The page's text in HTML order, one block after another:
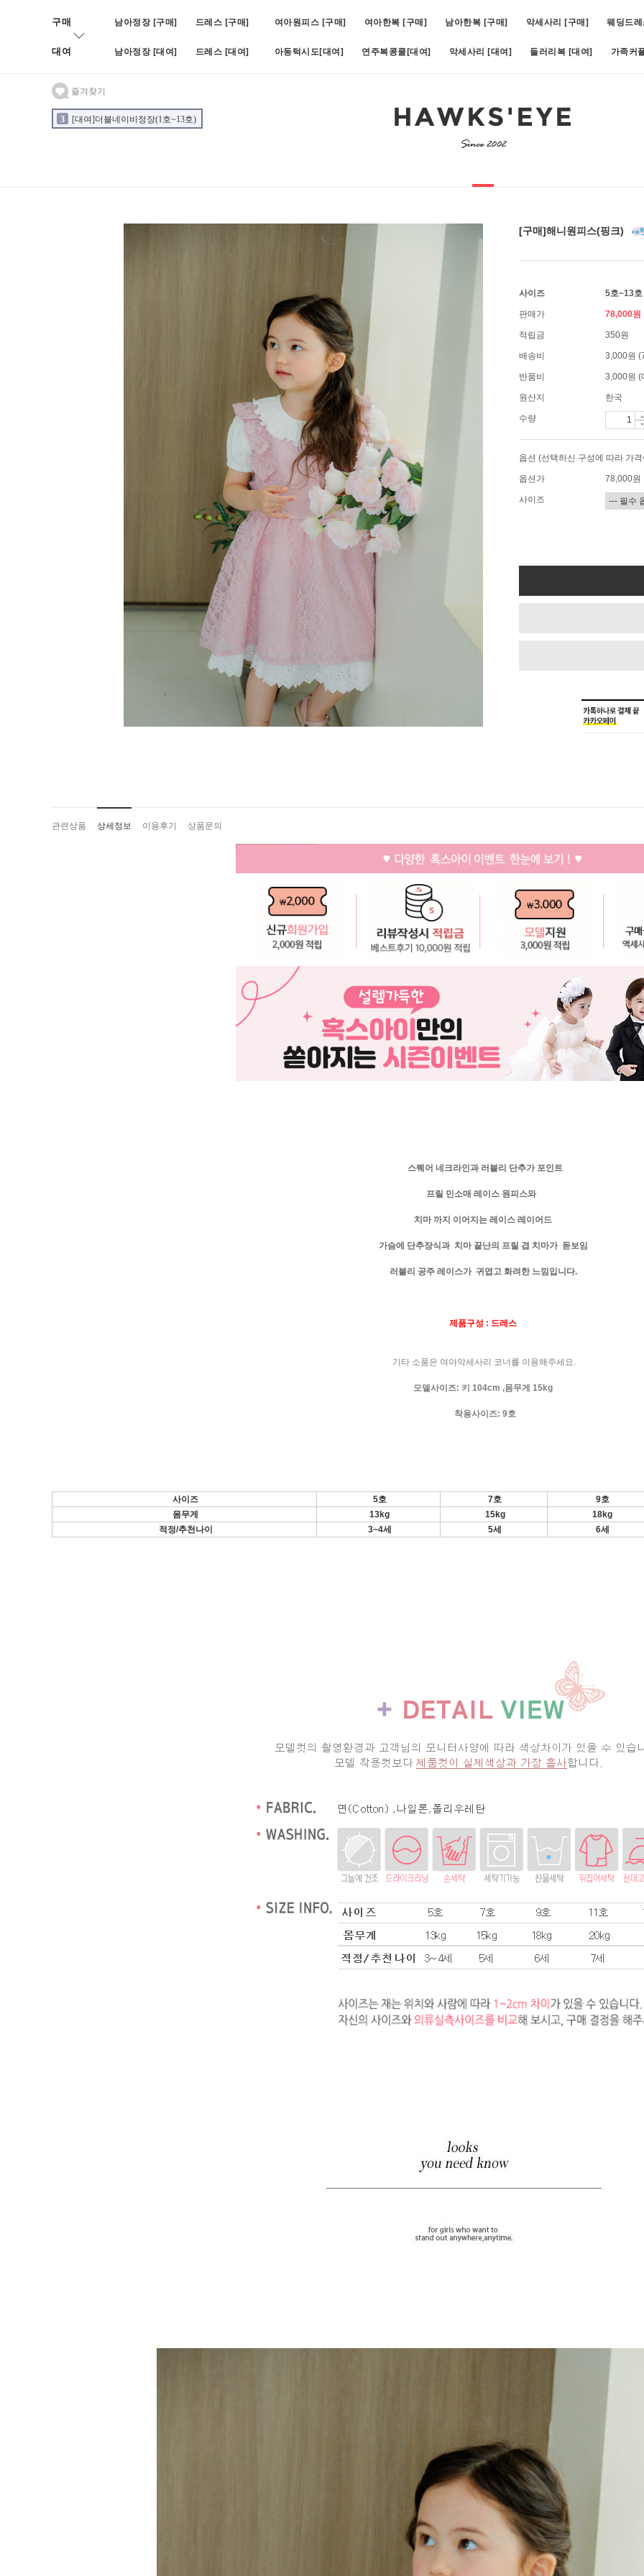
구매 남아정장 [구매] 드레스 [구매] 여아원피스 [구매] 여아한복 [구매] 남아한복 [구매] 악세사리 [구매] 웨딩드
대여 남아정장 [대여] 드레스 [대여] 아동턱시도[대여] 연주복콩쿨[대여] 악세사리 [대여] 들러리복 [대여] 가족커
즐겨찾기
3 [대여]더블네이비정장(1호~13호) [대여]쥬비화이트(1호~11호) [대여]아스터슬림턱시도(1호
[구매]해니원피스(핑크)
사이즈 5호~13호
판매가 78,000원
적립금 350원
배송비 3,000원
반품비 3,000원 (
원산지 한국
수량
옵션 (선택하신 구성에 따라 가
옵션가 78,000원
사이즈
관련상품 상세정보 이용후기 상품문의
스퀘어 네크라인과 러블리 단추가 포인트
프릴 민소매 레이스 원피스와
치마 까지 이어지는 레이스 레이어드
가슴에 단추장식과 치마 끝난의 프릴 겹 치마가 돋보임
러블리 공주 레이스가 귀엽고 화려한 느낌입니다.
제품구성 : 드레스
기타 소품은 여아악세사리 코너를 이용해주세요.
모델사이즈: 키 104cm ,몸무게 15kg
착용사이즈: 9호
사이즈 5호 7호
9호
몸무게
13kg 15kg
18kg
적정/추천나이
3~4세 5세 6세